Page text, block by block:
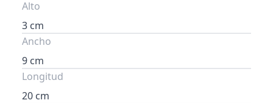
Alto
3 cm
Ancho
9 cm
Longitud
20 cm